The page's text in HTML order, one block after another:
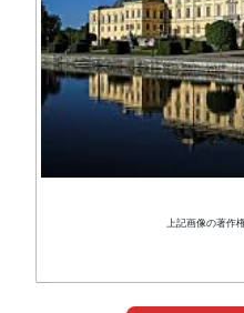
上記画像の著作